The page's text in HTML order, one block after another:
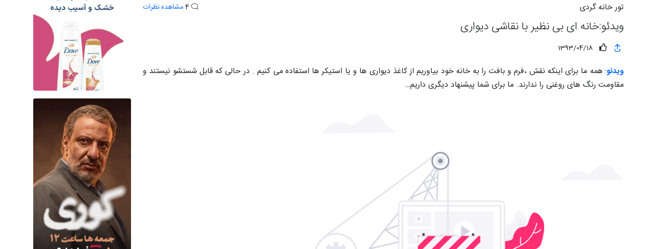
تور خانه گردی مشاهده نظرات
ویدئو:خانه ای بی نظیر با نقاشی دیواری
1393/04/18
ویدئو: همه ما برای اینکه نقش ،فرم و بافت را به خانه خود بیاوریم از کاغذ دیواری ها و یا استیکر ها استفاده می کنیم . در حالی که قابل شستشو نیستند و
مقاومت رنگ های روغنی را ندارند. ما برای شما پیشنهاد دیگری داریم…